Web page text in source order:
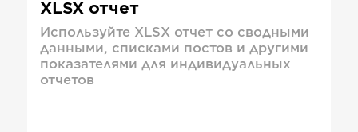
XLSX отчет
Используйте XLSX отчет со сводными
данными, списками постов и другими
показателями для индивидуальных
отчетов